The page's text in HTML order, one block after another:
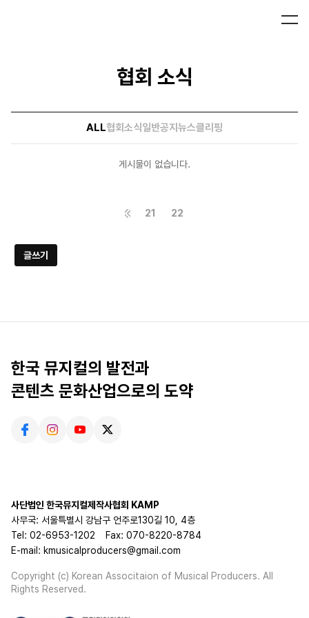
협회 소식
ALL협회소식일반공지 뉴스클리핑
게시물이 없습니다.
21 22
글쓰기
한국 뮤지컬의 발전과
콘텐츠 문화산업으로의 도약
사단법인 한국뮤지컬제작사협회 KAMP
사무국: 서울특별시 강남구 언주로130길 10, 4층
Tel: 02-6953-1202
Fax: 070-8220-8784
E-mail: kmusicalproducers@gmail.com
Copyright (c) Korean Associtaion of Musical Producers. All
Rights Reserved.